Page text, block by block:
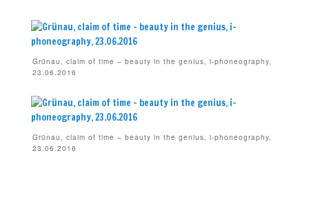
Grünau, claim of time – beauty in the genius, i-phoneography,
23.06.2016
Grünau, claim of time – beauty in the genius, i-phoneography,
23.06.2016